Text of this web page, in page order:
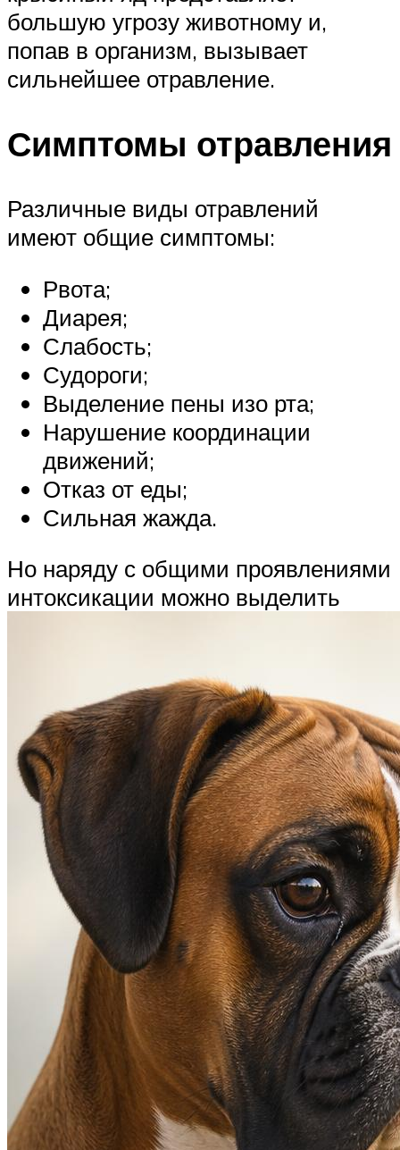
большую угрозу животному и,
попав в организм, вызывает
сильнейшее отравление.
Симптомы отравления
Различные виды отравлений
имеют общие симптомы:
Рвота;
Диарея;
Слабость;
Судороги;
Выделение пены изо рта;
Нарушение координации
движений;
Отказ от еды;
Сильная жажда.
Но наряду с общими проявлениями
интоксикации можно выделить